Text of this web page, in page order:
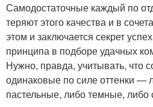
Самодостаточные каждый по
теряют этого качества и в
этом и заключается секрет
принципа в подборе удачных
Нужно, правда, учитывать, что
одинаковые по силе оттенки —
пастельные, либо темные, либо